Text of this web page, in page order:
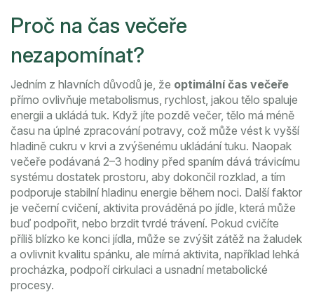
Proč na čas večeře
nezapomínat?
Jedním z hlavních důvodů je, že optimální čas večeře
přímo ovlivňuje metabolismus, rychlost, jakou tělo spaluje
energii a ukládá tuk. Když jíte pozdě večer, tělo má méně
času na úplné zpracování potravy, což může vést k vyšší
hladině cukru v krvi a zvýšenému ukládání tuku. Naopak
večeře podávaná 2–3 hodiny před spaním dává trávicímu
systému dostatek prostoru, aby dokončil rozklad, a tím
podporuje stabilní hladinu energie během noci. Další faktor
je večerní cvičení, aktivita prováděná po jídle, která může
buď podpořit, nebo brzdit tvrdé trávení. Pokud cvičíte
příliš blízko ke konci jídla, může se zvýšit zátěž na žaludek
a ovlivnit kvalitu spánku, ale mírná aktivita, například lehká
procházka, podpoří cirkulaci a usnadní metabolické
procesy.